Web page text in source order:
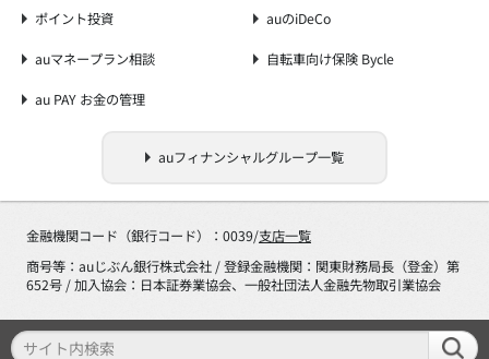
ポイント投資 auのiDeCo
auマネープラン相談 自転車向け保険 Bycle
au PAY お金の管理
auフィナンシャルグループ一覧
金融機関コード（銀行コード）：0039/支店一覧
商号等：auじぶん銀行株式会社 / 登録金融機関：関東財務局長（登金）第
652号 / 加入協会：日本証券業協会、一般社団法人金融先物取引業協会